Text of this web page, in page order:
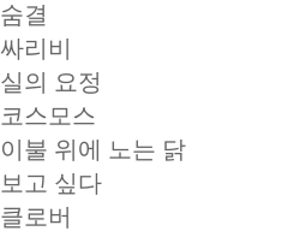
숨결
싸리비
실의 요정
코스모스
이불 위에 노는 닭
보고 싶다
클로버